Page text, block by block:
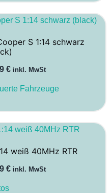
S 1:14 schwarz
€Aktueller
inkl. MwSt
Fahrzeuge
weiß 40MHz RTR
€Aktueller
inkl. MwSt